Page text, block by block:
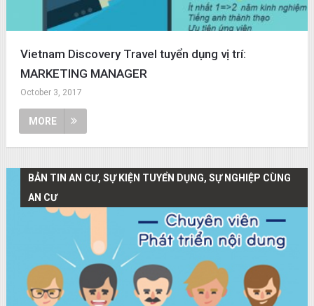
Vietnam Discovery Travel tuyển dụng vị trí:
MARKETING MANAGER
October 3, 2017
MORE
BẢN TIN AN CƯ, SỰ KIỆN TUYỂN DỤNG, SỰ NGHIỆP CÙNG
AN CƯ